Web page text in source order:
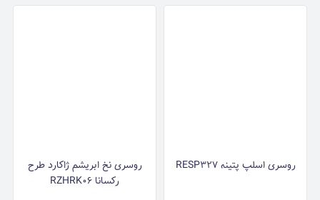
روسری اسلپ پتینه RESP327
روسری نخ ابریشم ژاکارد طرح
رکسانا RZHRK06